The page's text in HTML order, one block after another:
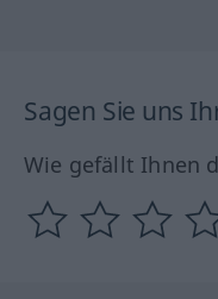
Sagen Sie uns
Wie gefällt Ihnen